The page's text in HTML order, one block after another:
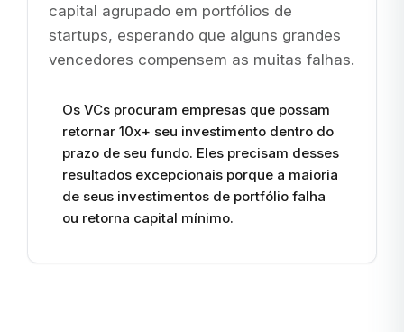
capital agrupado em portfólios de
startups, esperando que alguns grandes
vencedores compensem as muitas falhas.
Os VCs procuram empresas que possam
retornar 10x+ seu investimento dentro do
prazo de seu fundo. Eles precisam desses
resultados excepcionais porque a maioria
de seus investimentos de portfólio falha
ou retorna capital mínimo.